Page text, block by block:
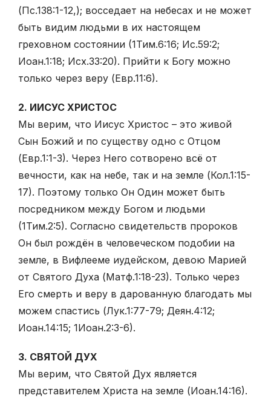
(Пс.138:1-12,); восседает на небесах и не может
быть видим людьми в их настоящем
греховном состоянии (1Тим.6:16; Ис.59:2;
Иоан.1:18; Исх.33:20). Прийти к Богу можно
только через веру (Евр.11:6).
2. ИИСУС ХРИСТОС
Мы верим, что Иисус Христос – это живой
Сын Божий и по существу одно с Отцом
(Евр.1:1-3). Через Него сотворено всё от
вечности, как на небе, так и на земле (Кол.1:15-
17). Поэтому только Он Один может быть
посредником между Богом и людьми
(1Тим.2:5). Согласно свидетельств пророков
Он был рождён в человеческом подобии на
земле, в Вифлееме иудейском, девою Марией
от Святого Духа (Матф.1:18-23). Только через
Его смерть и веру в дарованную благодать мы
можем спастись (Лук.1:77-79; Деян.4:12;
Иоан.14:15; 1Иоан.2:3-6).
3. СВЯТОЙ ДУХ
Мы верим, что Святой Дух является
представителем Христа на земле (Иоан.14:16).